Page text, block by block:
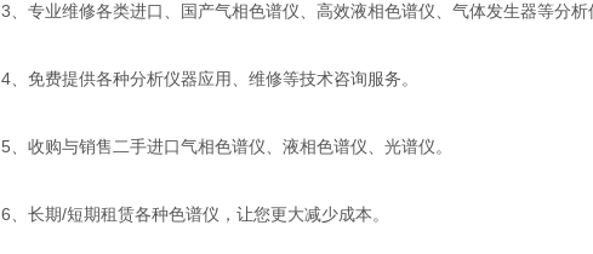
3、专业维修各类进口、国产气相色谱仪、高效液相色谱仪、气体发生器等分析
4、免费提供各种分析仪器应用、维修等技术咨询服务。
5、收购与销售二手进口气相色谱仪、液相色谱仪、光谱仪。
6、长期/短期租赁各种色谱仪，让您更大减少成本。